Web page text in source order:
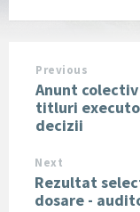
Previous
Anunt colectiv
titluri
decizii
Next
Rezultat
dosare -